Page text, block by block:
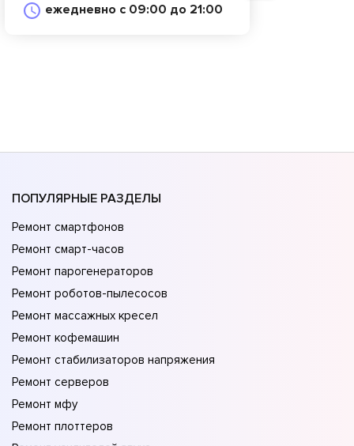
ежедневно с 09:00 до 21:00
ПОПУЛЯРНЫЕ РАЗДЕЛЫ
Ремонт смартфонов
Ремонт смарт-часов
Ремонт парогенераторов
Ремонт роботов-пылесосов
Ремонт массажных кресел
Ремонт кофемашин
Ремонт стабилизаторов напряжения
Ремонт серверов
Ремонт мфу
Ремонт плоттеров